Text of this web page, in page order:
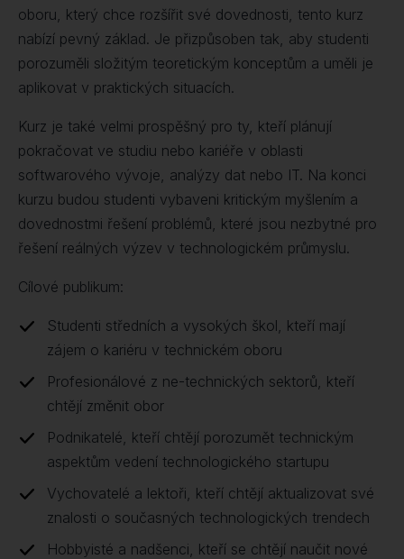
oboru, který chce rozšířit své dovednosti, tento kurz
nabízí pevný základ. Je přizpůsoben tak, aby studenti
porozuměli složitým teoretickým konceptům a uměli je
aplikovat v praktických situacích.
Kurz je také velmi prospěšný pro ty, kteří plánují
pokračovat ve studiu nebo kariéře v oblasti
softwarového vývoje, analýzy dat nebo IT. Na konci
kurzu budou studenti vybaveni kritickým myšlením a
dovednostmi řešení problémů, které jsou nezbytné pro
řešení reálných výzev v technologickém průmyslu.
Cílové publikum:
Studenti středních a vysokých škol, kteří mají
zájem o kariéru v technickém oboru
Profesionálové z ne-technických sektorů, kteří
chtějí změnit obor
Podnikatelé, kteří chtějí porozumět technickým
aspektům vedení technologického startupu
Vychovatelé a lektoři, kteří chtějí aktualizovat své
znalosti o současných technologických trendech
Hobbyisté a nadšenci, kteří se chtějí naučit nové